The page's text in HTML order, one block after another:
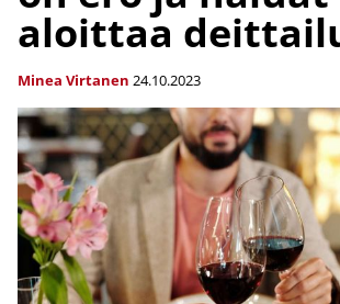
aloittaa
Minea Virtanen 24.10.2023